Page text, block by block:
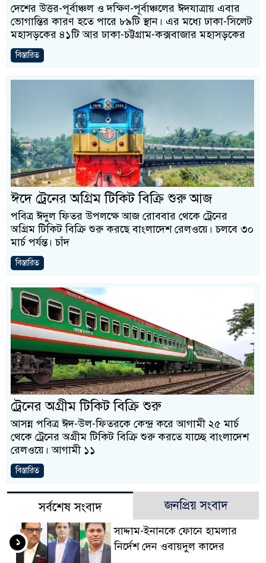
দেশের উত্তর-পূর্বাঞ্চল ও দক্ষিণ-পূর্বাঞ্চলের ঈদযাত্রায় এবার
ভোগান্তির কারণ হতে পারে ৮৯টি স্থান। এর মধ্যে ঢাকা-সিলেট
মহাসড়কের ৪১টি আর ঢাকা-চট্টগ্রাম-কক্সবাজার মহাসড়কের
বিস্তারিত
ঈদে ট্রেনের অগ্রিম টিকিট বিক্রি শুরু আজ
পবিত্র ঈদুল ফিতর উপলক্ষে আজ রোববার থেকে ট্রেনের
অগ্রিম টিকিট বিক্রি শুরু করছে বাংলাদেশ রেলওয়ে। চলবে ৩০
মার্চ পর্যন্ত। চাঁদ
বিস্তারিত
ট্রেনের অগ্রীম টিকিট বিক্রি শুরু
আসন্ন পবিত্র ঈদ-উল-ফিতরকে কেন্দ্র করে আগামী ২৫ মার্চ
থেকে ট্রেনের অগ্রীম টিকিট বিক্রি শুরু করতে যাচ্ছে বাংলাদেশ
রেলওয়ে। আগামী ১১
বিস্তারিত
সর্বশেষ সংবাদ জনপ্রিয় সংবাদ
সাদ্দাম-ইনানকে ফোনে হামলার
নির্দেশ দেন ওবায়দুল কাদের
১